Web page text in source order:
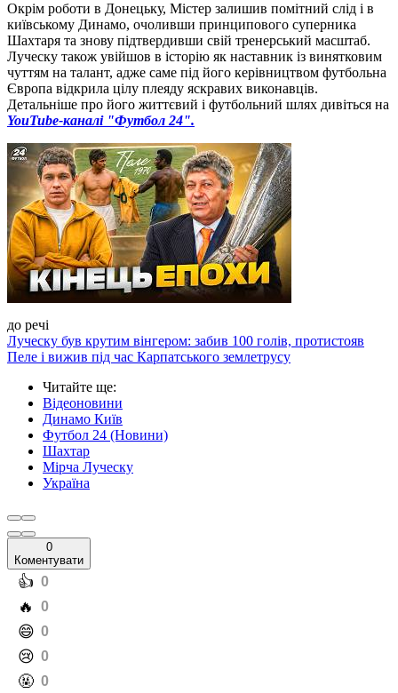
Окрім роботи в Донецьку, Містер залишив помітний слід і в
київському Динамо, очоливши принципового суперника
Шахтаря та знову підтвердивши свій тренерський масштаб.
Луческу також увійшов в історію як наставник із винятковим
чуттям на талант, адже саме під його керівництвом футбольна
Європа відкрила цілу плеяду яскравих виконавців.
Детальніше про його життєвий і футбольний шлях дивіться на
YouTube-каналі "Футбол 24".
до речі
Луческу був крутим вінгером: забив 100 голів, протистояв
Пеле і вижив під час Карпатського землетрусу
Читайте ще:
Відеоновини
Динамо Київ
Футбол 24 (Новини)
Шахтар
Мірча Луческу
Україна
0
Коментувати
️👍 0
️🔥 0
️😄 0
️😢 0
️🤬 0